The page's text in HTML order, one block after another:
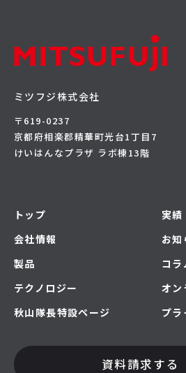
ミツフジ株式会社
〒619-0237
京都府相楽郡精華町光台1丁目7
けいはんなプラザ ラボ棟13階
トップ
会社情報
製品
テクノロジー
秋山隊長特設ページ
実績
お知
コラ
オン
プラ
資料請求する